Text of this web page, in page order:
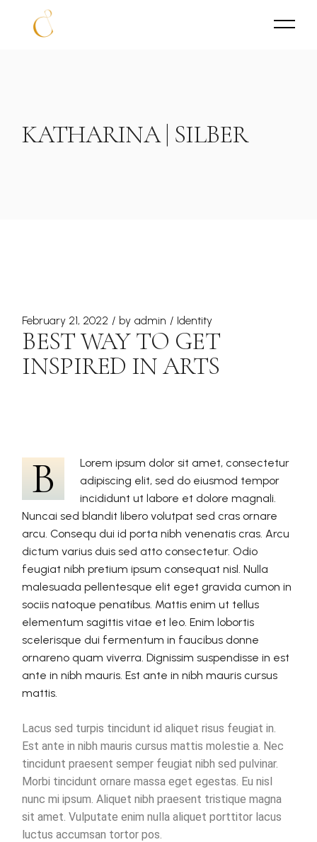
KATHARINA | SILBER
February 21, 2022 by admin Identity
BEST WAY TO GET
INSPIRED IN ARTS
B
Lorem ipsum dolor sit amet, consectetur
adipiscing elit, sed do eiusmod tempor
incididunt ut labore et dolore magnali.
Nuncai sed blandit libero volutpat sed cras ornare
arcu. Consequ dui id porta nibh venenatis cras. Arcu
dictum varius duis sed atto consectetur. Odio
feugiat nibh pretium ipsum consequat nisl. Nulla
malesuada pellentesque elit eget gravida cumon in
sociis natoque penatibus. Mattis enim ut tellus
elementum sagittis vitae et leo. Enim lobortis
scelerisque dui fermentum in faucibus donne
ornareno quam viverra. Dignissim suspendisse in est
ante in nibh mauris. Est ante in nibh mauris cursus
mattis.
Lacus sed turpis tincidunt id aliquet risus feugiat in.
Est ante in nibh mauris cursus mattis molestie a. Nec
tincidunt praesent semper feugiat nibh sed pulvinar.
Morbi tincidunt ornare massa eget egestas. Eu nisl
nunc mi ipsum. Aliquet nibh praesent tristique magna
sit amet. Vulputate enim nulla aliquet porttitor lacus
luctus accumsan tortor pos.